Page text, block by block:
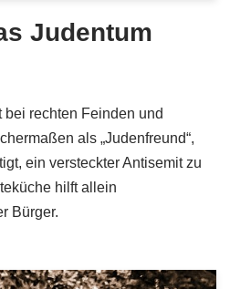
Judentum
rechten Feinden und
als „Judenfreund“,
ein versteckter Antisemit zu
hilft allein
Bürger.